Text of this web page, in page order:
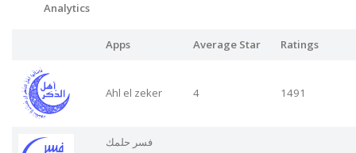
Analytics
Apps Average Star Ratings
Ahl el zeker 4 1491
فسر حلمك